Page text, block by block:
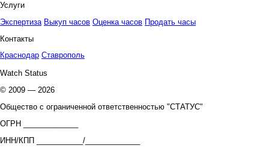
Услуги
Экспертиза Выкуп часов Оценка часов Продать часы
Контакты
Краснодар Ставрополь
Watch Status
© 2009 — 2026
Общество с ограниченной ответственностью "СТАТУС"
ОГРН _____________
ИНН/КПП ___________/_____________